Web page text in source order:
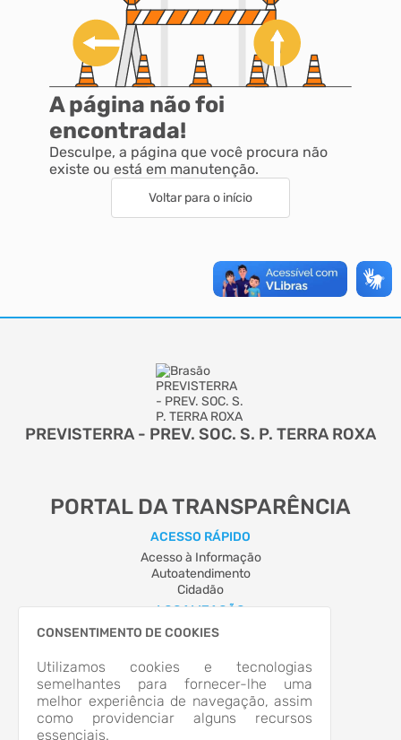
A página não foi
encontrada!
Desculpe, a página que você procura não
existe ou está em manutenção.
Voltar para o início
CONSENTIMENTO DE COOKIES
Utilizamos cookies e tecnologias
semelhantes para fornecer-lhe uma
melhor experiência de navegação, assim
como providenciar alguns recursos
essenciais.
PREVISTERRA - PREV. SOC. S. P. TERRA ROXA
PORTAL DA TRANSPARÊNCIA
ACESSO RÁPIDO
Acesso à Informação
Autoatendimento
Cidadão
LOCALIZAÇÃO
Rua GOV. PARIGOT DE SOUZA, Nº 129, Centro
CEP: 85.990-000
Abrir no Mapa
CONTATOS
(44) 3645-1782